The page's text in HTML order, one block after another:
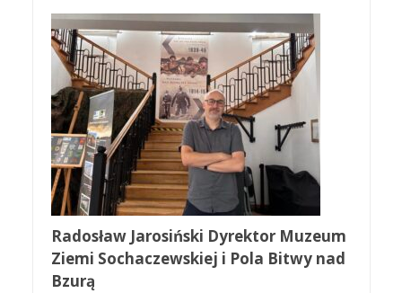
Radosław Jarosiński Dyrektor Muzeum
Ziemi Sochaczewskiej i Pola Bitwy nad
Bzurą